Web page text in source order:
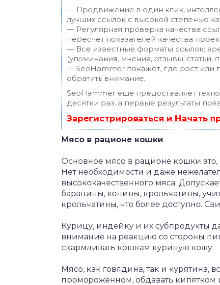
— Продвижение в один клик,
лучших ссылок с высокой степенью
— Регулярная проверка качества
пересчет показателей качества
— Все известные форматы ссылок:
(упоминания, мнения, отзывы, статьи,
— SeoHammer покажет, где рост или
обратить внимание.
SeoHammer еще предоставляет
десятки раз, а первые результаты
Зарегистрироваться и Начать
Мясо в рационе кошки
Основное мясо в рационе кошки
Нет необходимости и даже
высококачественного мяса.
баранины, конины, крольчатины,
крольчатины, что более доступно.
Курицу, индейку и их субпродукты
внимание на реакцию со стороны
скармливать кошкам куриную кожу.
Мясо, как говядина, так и курятина,
промороженном, обдавать кипятком